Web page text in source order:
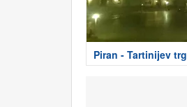
Piran - Tartinijev trg